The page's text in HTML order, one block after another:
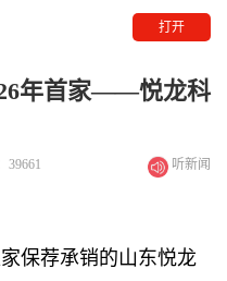
打开
年首家——悦龙科
39661 听新闻
保荐承销的山东悦龙